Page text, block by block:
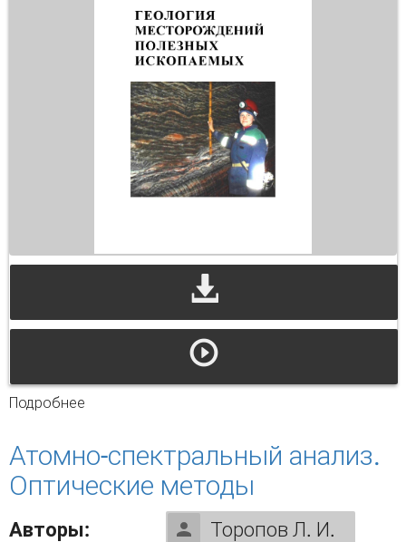
Подробнее
Атомно-спектральный анализ.
Оптические методы
Авторы: Торопов Л. И.